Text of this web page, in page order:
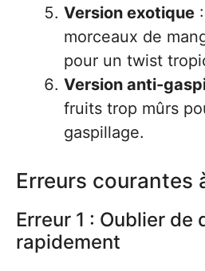
Version exotique
morceaux de
pour un twist
Version anti-
fruits trop mûrs
gaspillage.
Erreurs courantes
Erreur 1 : Oublier de
rapidement